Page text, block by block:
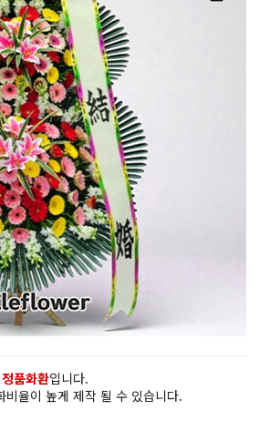
정품화환입니다.
율이 높게 제작 될 수 있습니다.